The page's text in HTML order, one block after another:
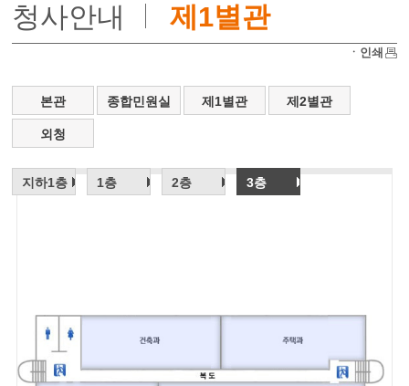
청사안내 제1별관
ㆍ인쇄
본관 종합민원실 제1별관 제2별관
외청
지하1층 1층 2층 3층